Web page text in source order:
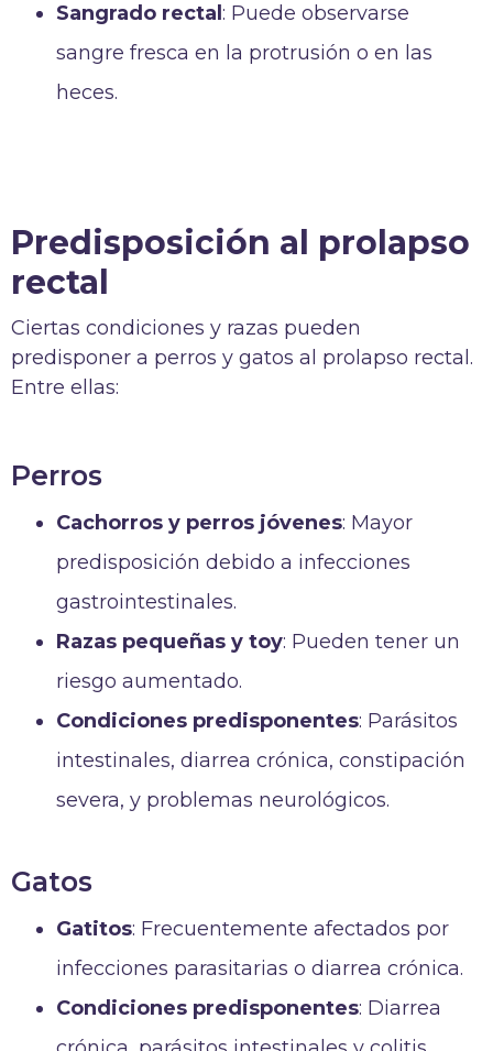
Sangrado rectal: Puede observarse
sangre fresca en la protrusión o en las
heces.
Predisposición al prolapso
rectal
Ciertas condiciones y razas pueden
predisponer a perros y gatos al prolapso rectal.
Entre ellas:
Perros
Cachorros y perros jóvenes: Mayor
predisposición debido a infecciones
gastrointestinales.
Razas pequeñas y toy: Pueden tener un
riesgo aumentado.
Condiciones predisponentes: Parásitos
intestinales, diarrea crónica, constipación
severa, y problemas neurológicos.
Gatos
Gatitos: Frecuentemente afectados por
infecciones parasitarias o diarrea crónica.
Condiciones predisponentes: Diarrea